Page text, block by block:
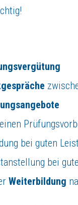
suchen und
bei guten
bei
Weiterbildung